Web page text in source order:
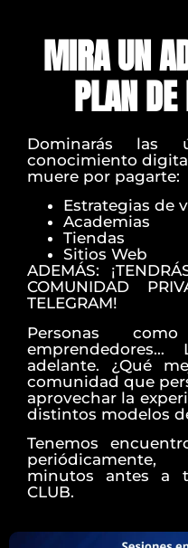
MIRA UN
PLAN
Dominarás
conocimiento
muere por pagarte:
Estrategias de
Academias
Tiendas
Sitios Web
ADEMÁS:
COMUNIDAD
TELEGRAM!
Personas
adelante. ¿Qué
comunidad que
aprovechar la
distintos modelos
Tenemos
periódicamente,
minutos antes a
CLUB.